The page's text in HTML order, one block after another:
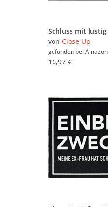
von Close Up
gefunden bei Amazon
16,97 €